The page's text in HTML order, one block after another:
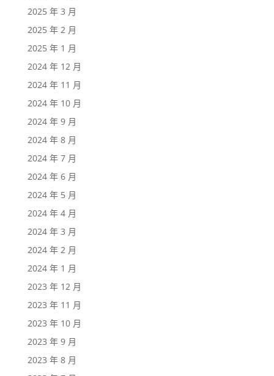
2025 年 3 月
2025 年 2 月
2025 年 1 月
2024 年 12 月
2024 年 11 月
2024 年 10 月
2024 年 9 月
2024 年 8 月
2024 年 7 月
2024 年 6 月
2024 年 5 月
2024 年 4 月
2024 年 3 月
2024 年 2 月
2024 年 1 月
2023 年 12 月
2023 年 11 月
2023 年 10 月
2023 年 9 月
2023 年 8 月